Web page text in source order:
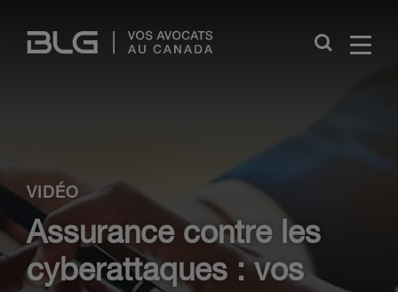
Links
Close
VIDÉO
Assurance contre les
cyberattaques : vos